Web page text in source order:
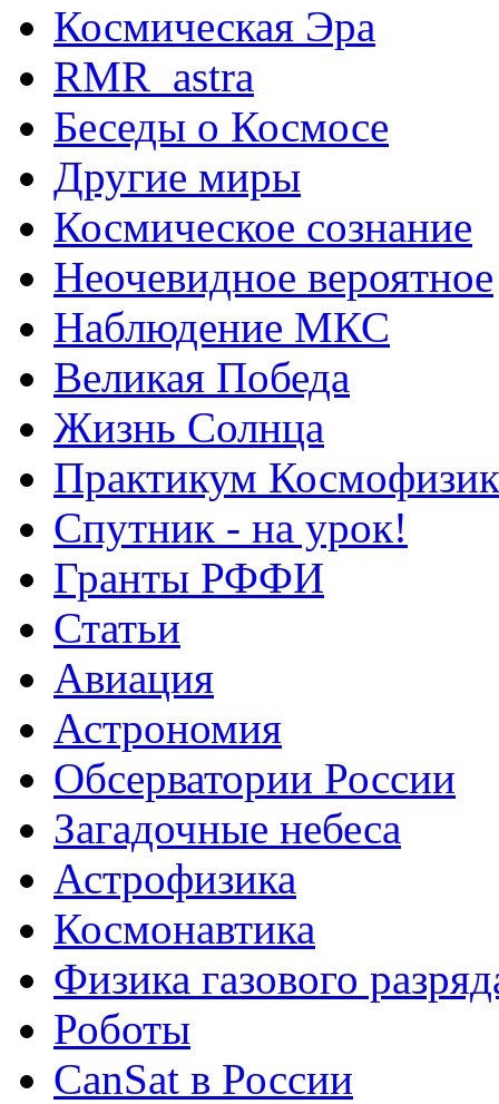
Космическая Эра
RMR_astra
Беседы о Космосе
Другие миры
Космическое сознание
Неочевидное вероятное
Наблюдение МКС
Великая Победа
Жизнь Солнца
Практикум
Спутник - на урок!
Гранты РФФИ
Статьи
Авиация
Астрономия
Обсерватории России
Загадочные небеса
Астрофизика
Космонавтика
Физика газового
Роботы
CanSat в России